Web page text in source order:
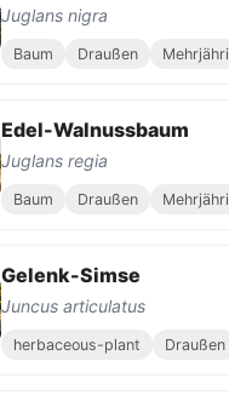
Juglans nigra
Baum Draußen
Edel-Walnussbaum
Juglans regia
Baum Draußen
Gelenk-Simse
Juncus articulatus
herbaceous-plant Draußen